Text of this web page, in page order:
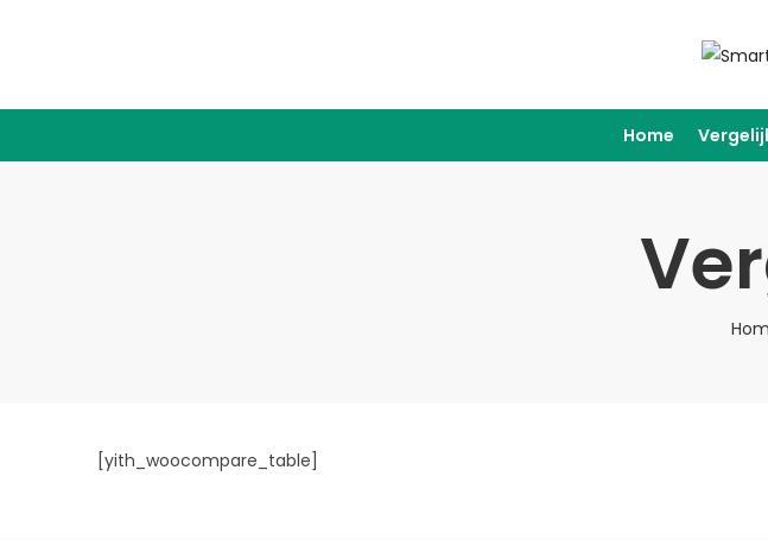
Home
[yith_woocompare_table]